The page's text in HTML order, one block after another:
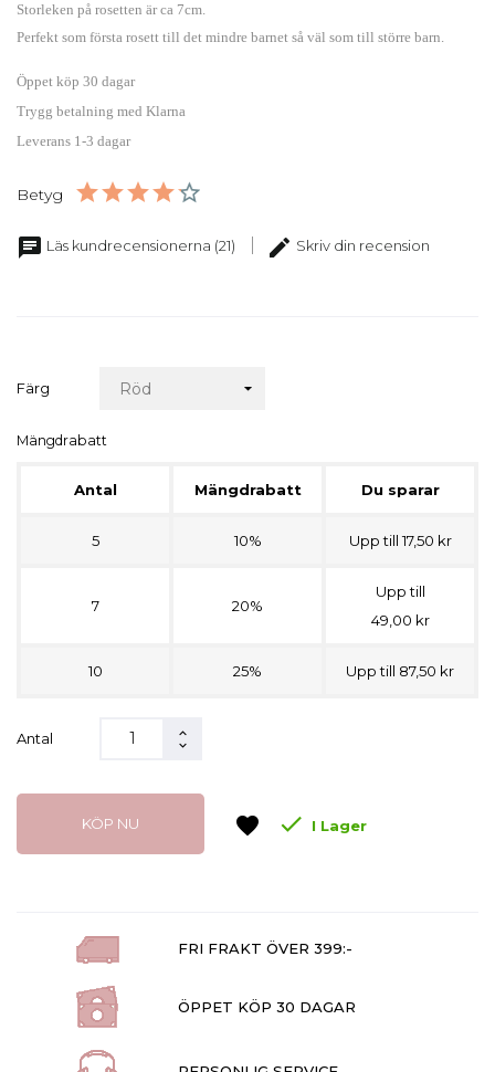
Storleken på rosetten är ca 7cm.
Perfekt som första rosett till det mindre barnet så väl som till större barn.
Öppet köp 30 dagar
Trygg betalning med Klarna
Leverans 1-3 dagar
Betyg
chat Läs kundrecensionerna (21) edit Skriv din recension
Färg
Mängdrabatt
Antal Mängdrabatt Du sparar
5 10% Upp till 17,50 kr
7 20%
Upp till
49,00 kr
10 25% Upp till 87,50 kr
Antal
KÖP NU favorite  I Lager
FRI FRAKT ÖVER 399:-
ÖPPET KÖP 30 DAGAR